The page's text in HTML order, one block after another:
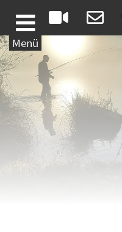
Weiter zum Inhalt
Menü